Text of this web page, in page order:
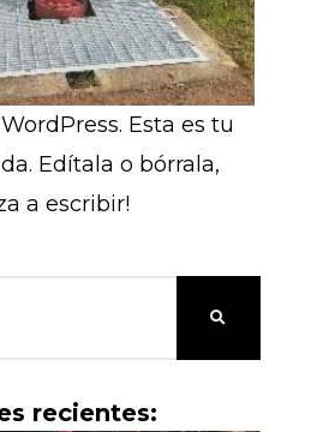
Esta es tu
Edítala o bórrala,
a escribir!
recientes: